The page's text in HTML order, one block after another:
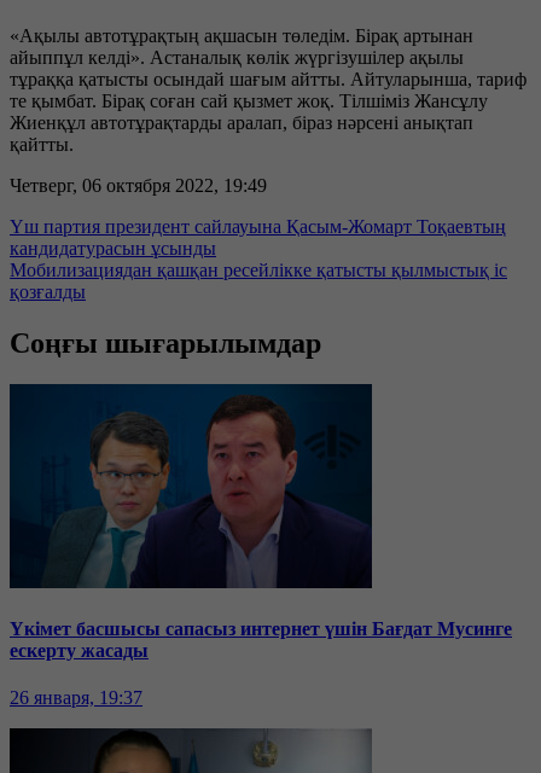
«Ақылы автотұрақтың ақшасын төледім. Бірақ артынан
айыппұл келді». Астаналық көлік жүргізушілер ақылы
тұраққа қатысты осындай шағым айтты. Айтуларынша, тариф
те қымбат. Бірақ соған сай қызмет жоқ. Тілшіміз Жансұлу
Жиенқұл автотұрақтарды аралап, біраз нәрсені анықтап
қайтты.
Четверг, 06 октября 2022, 19:49
Үш партия президент сайлауына Қасым-Жомарт Тоқаевтың
кандидатурасын ұсынды
Мобилизациядан қашқан ресейлікке қатысты қылмыстық іс
қозғалды
Соңғы шығарылымдар
Үкімет басшысы сапасыз интернет үшін Бағдат Мусинге
ескерту жасады
26 января, 19:37